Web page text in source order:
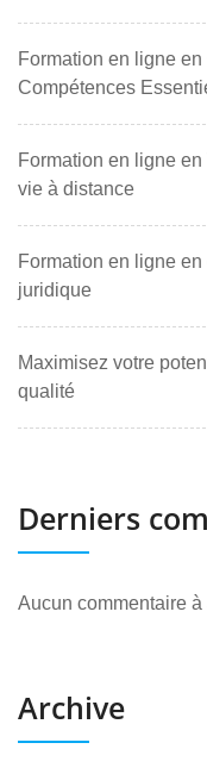
Formation en ligne
Compétences
Formation en ligne
vie à distance
Formation en ligne en
juridique
Maximisez votre
qualité
Derniers
Aucun commentaire à
Archive